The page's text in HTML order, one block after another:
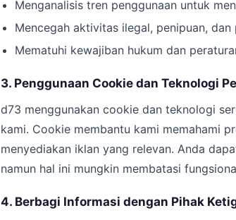
Menganalisis tren penggunaan untuk
Mencegah aktivitas ilegal, penipuan,
Mematuhi kewajiban hukum dan
3. Penggunaan Cookie dan Teknologi
d73 menggunakan cookie dan teknologi
kami. Cookie membantu kami memahami
menyediakan iklan yang relevan. Anda
namun hal ini mungkin membatasi
4. Berbagi Informasi dengan Pihak